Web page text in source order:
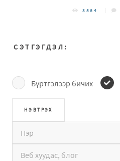
3564
СЭТГЭГДЭЛ:
Бүртгэлээр бичих